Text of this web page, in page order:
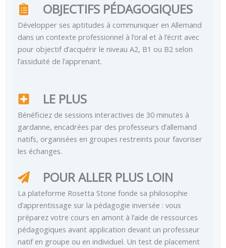
OBJECTIFS PÉDAGOGIQUES
Développer ses aptitudes à communiquer en Allemand
dans un contexte professionnel à l’oral et à l’écrit avec
pour objectif d’acquérir le niveau A2, B1 ou B2 selon
l’assiduité de l’apprenant.
LE PLUS
Bénéficiez de sessions interactives de 30 minutes à
gardanne, encadrées par des professeurs d’allemand
natifs, organisées en groupes restreints pour favoriser
les échanges.
POUR ALLER PLUS LOIN
La plateforme Rosetta Stone fonde sa philosophie
d’apprentissage sur la pédagogie inversée : vous
préparez votre cours en amont à l’aide de ressources
pédagogiques avant application devant un professeur
natif en groupe ou en individuel. Un test de placement